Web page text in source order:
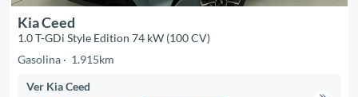
Kia Ceed
1.0 T-GDi Style Edition 74 kW (100 CV)
Gasolina
1.915km
Ver Kia Ceed